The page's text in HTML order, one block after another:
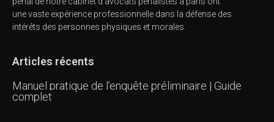
une vaste expérience professionnelle dans la défense des
intérêts des personnes physiques et morales.
Articles récents
Manuel pratique de l’enquête préliminaire | Guide
complet